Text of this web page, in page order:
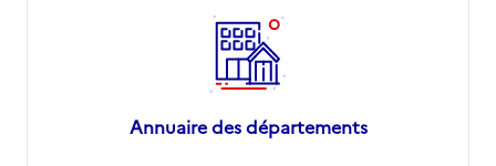
Annuaire des départements